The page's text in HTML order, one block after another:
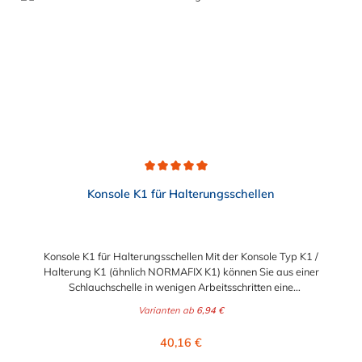
Konsole K1 für Halterungsschellen
Konsole K1 für Halterungsschellen Mit der Konsole Typ K1 /
Halterung K1 (ähnlich NORMAFIX K1) können Sie aus einer
Schlauchschelle in wenigen Arbeitsschritten eine
Halterung mit unseren Gelenkbolzenschellen,
der Konsole K1 stehen Ihnen somit vorgefertigte Konsolen zur
Varianten ab 6,94 €
Regulärer Preis:
40,16 €